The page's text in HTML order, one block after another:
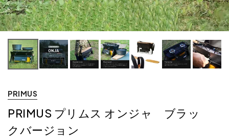
PRIMUS
PRIMUS プリムス オンジャ ブラッ
クバージョン